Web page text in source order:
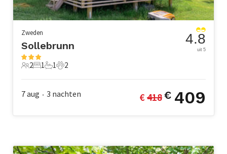
Zweden
Sollebrunn
2 Gasten
2
1 Slaapkamer
1
1 Badkamer
1
2 Huisdieren
2
4.8
uit 5
7 aug • 3 nachten € 418€ 409